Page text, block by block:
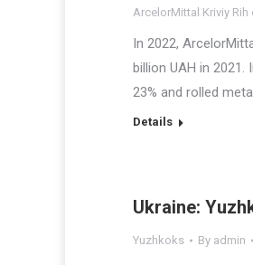
ArcelorMittal Kriviy
In 2022,
billion UAH in 2021.
23% and rolled
Details
Ukraine:
Yuzhkoks By admin